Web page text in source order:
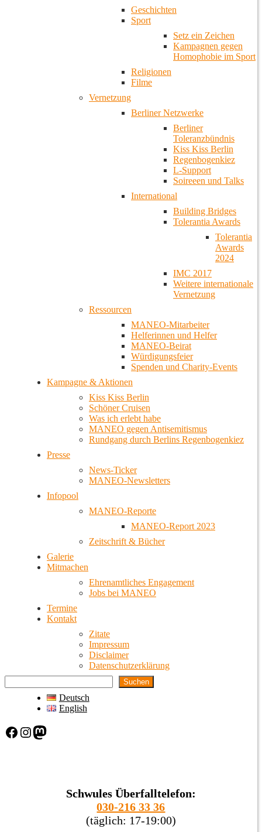
Geschichten
Sport
Setz ein Zeichen
Kampagnen gegen
Homophobie im Sport
Religionen
Filme
Vernetzung
Berliner Netzwerke
Berliner
Toleranzbündnis
Kiss Kiss Berlin
Regenbogenkiez
L-Support
Soireeen und Talks
International
Building Bridges
Tolerantia Awards
Tolerantia
Awards
2024
IMC 2017
Weitere internationale
Vernetzung
Ressourcen
MANEO-Mitarbeiter
Helferinnen und Helfer
MANEO-Beirat
Würdigungsfeier
Spenden und Charity-Events
Kampagne & Aktionen
Kiss Kiss Berlin
Schöner Cruisen
Was ich erlebt habe
MANEO gegen Antisemitismus
Rundgang durch Berlins Regenbogenkiez
Presse
News-Ticker
MANEO-Newsletters
Infopool
MANEO-Reporte
MANEO-Report 2023
Zeitschrift & Bücher
Galerie
Mitmachen
Ehrenamtliches Engagement
Jobs bei MANEO
Termine
Kontakt
Zitate
Impressum
Disclaimer
Datenschutzerklärung
Suchen
Deutsch
English
Facebook Instagram Mastodon
Schwules Überfalltelefon:
030-216 33 36
(täglich: 17-19:00)